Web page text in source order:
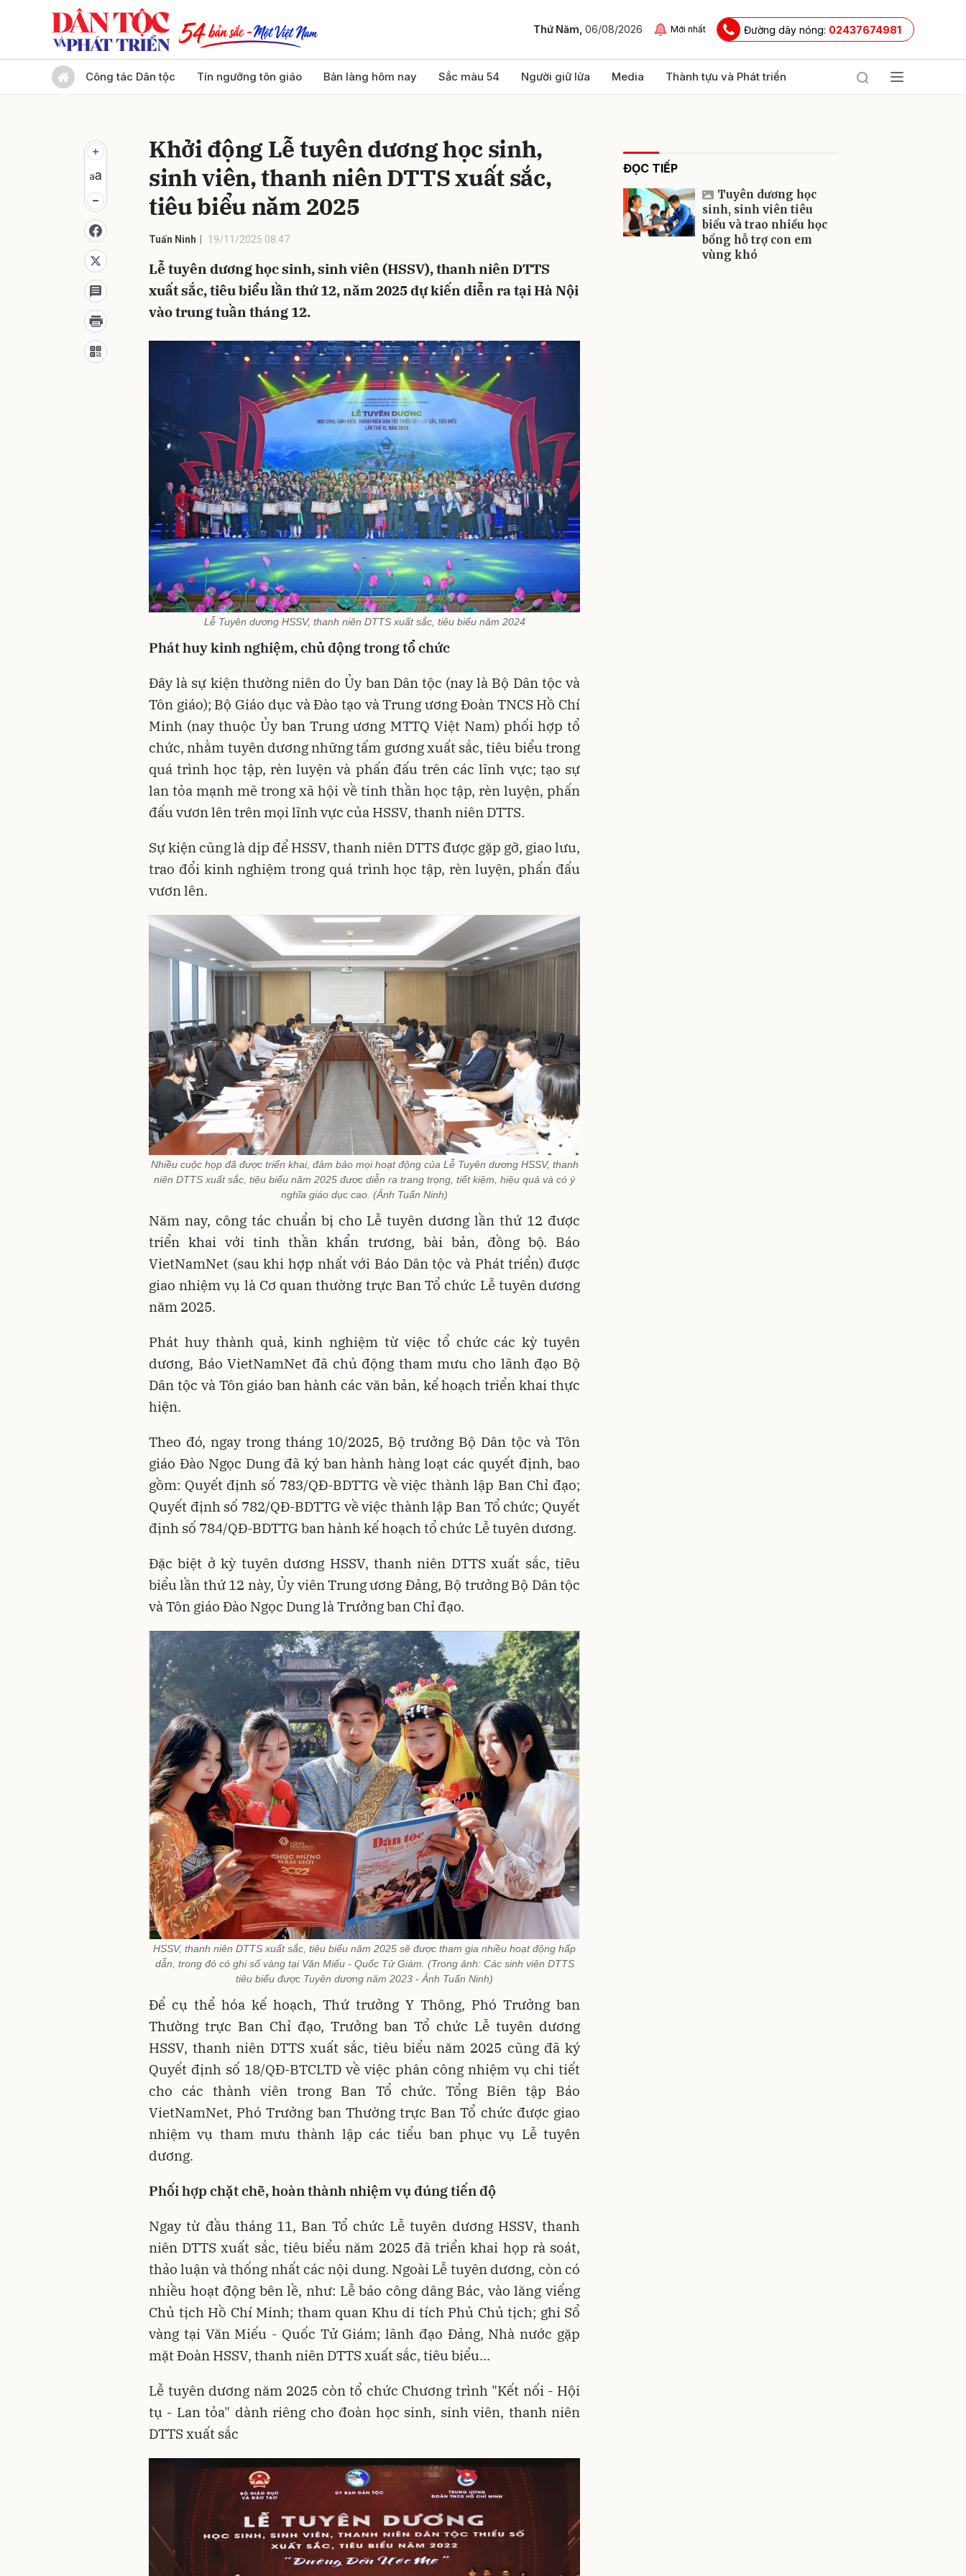
Thứ Năm, 06/08/2026 Mới nhất Đường dây nóng: 02437674981
Công tác Dân tộc Tín ngưỡng tôn giáo Bản làng hôm nay Sắc màu 54 Người giữ lửa Media Thành tựu và Phát triển
Khởi động Lễ tuyên dương học sinh,
sinh viên, thanh niên DTTS xuất sắc,
tiêu biểu năm 2025
Tuấn Ninh 19/11/2025 08:47
Lễ tuyên dương học sinh, sinh viên (HSSV), thanh niên DTTS
xuất sắc, tiêu biểu lần thứ 12, năm 2025 dự kiến diễn ra tại Hà Nội
vào trung tuần tháng 12.
Lễ Tuyên dương HSSV, thanh niên DTTS xuất sắc, tiêu biểu năm 2024
Phát huy kinh nghiệm, chủ động trong tổ chức
Đây là sự kiện thường niên do Ủy ban Dân tộc (nay là Bộ Dân tộc và
Tôn giáo); Bộ Giáo dục và Đào tạo và Trung ương Đoàn TNCS Hồ Chí
Minh (nay thuộc Ủy ban Trung ương MTTQ Việt Nam) phối hợp tổ
chức, nhằm tuyên dương những tấm gương xuất sắc, tiêu biểu trong
quá trình học tập, rèn luyện và phấn đấu trên các lĩnh vực; tạo sự
lan tỏa mạnh mẽ trong xã hội về tinh thần học tập, rèn luyện, phấn
đấu vươn lên trên mọi lĩnh vực của HSSV, thanh niên DTTS.
Sự kiện cũng là dịp để HSSV, thanh niên DTTS được gặp gỡ, giao lưu,
trao đổi kinh nghiệm trong quá trình học tập, rèn luyện, phấn đấu
vươn lên.
Nhiều cuộc họp đã được triển khai, đảm bảo mọi hoạt động của Lễ Tuyên dương HSSV, thanh
niên DTTS xuất sắc, tiêu biểu năm 2025 được diễn ra trang trọng, tiết kiệm, hiệu quả và có ý
nghĩa giáo dục cao. (Ảnh Tuấn Ninh)
Năm nay, công tác chuẩn bị cho Lễ tuyên dương lần thứ 12 được
triển khai với tinh thần khẩn trương, bài bản, đồng bộ. Báo
VietNamNet (sau khi hợp nhất với Báo Dân tộc và Phát triển) được
giao nhiệm vụ là Cơ quan thường trực Ban Tổ chức Lễ tuyên dương
năm 2025.
Phát huy thành quả, kinh nghiệm từ việc tổ chức các kỳ tuyên
dương, Báo VietNamNet đã chủ động tham mưu cho lãnh đạo Bộ
Dân tộc và Tôn giáo ban hành các văn bản, kế hoạch triển khai thực
hiện.
Theo đó, ngay trong tháng 10/2025, Bộ trưởng Bộ Dân tộc và Tôn
giáo Đào Ngọc Dung đã ký ban hành hàng loạt các quyết định, bao
gồm: Quyết định số 783/QĐ-BDTTG về việc thành lập Ban Chỉ đạo;
Quyết định số 782/QĐ-BDTTG về việc thành lập Ban Tổ chức; Quyết
định số 784/QĐ-BDTTG ban hành kế hoạch tổ chức Lễ tuyên dương.
Đặc biệt ở kỳ tuyên dương HSSV, thanh niên DTTS xuất sắc, tiêu
biểu lần thứ 12 này, Ủy viên Trung ương Đảng, Bộ trưởng Bộ Dân tộc
và Tôn giáo Đào Ngọc Dung là Trưởng ban Chỉ đạo.
HSSV, thanh niên DTTS xuất sắc, tiêu biểu năm 2025 sẽ được tham gia nhiều hoạt động hấp
dẫn, trong đó có ghi sổ vàng tại Văn Miếu - Quốc Tử Giám. (Trong ảnh: Các sinh viên DTTS
tiêu biểu được Tuyên dương năm 2023 - Ảnh Tuấn Ninh)
Để cụ thể hóa kế hoạch, Thứ trưởng Y Thông, Phó Trưởng ban
Thường trực Ban Chỉ đạo, Trưởng ban Tổ chức Lễ tuyên dương
HSSV, thanh niên DTTS xuất sắc, tiêu biểu năm 2025 cũng đã ký
Quyết định số 18/QĐ-BTCLTD về việc phân công nhiệm vụ chi tiết
cho các thành viên trong Ban Tổ chức. Tổng Biên tập Báo
VietNamNet, Phó Trưởng ban Thường trực Ban Tổ chức được giao
nhiệm vụ tham mưu thành lập các tiểu ban phục vụ Lễ tuyên
dương.
Phối hợp chặt chẽ, hoàn thành nhiệm vụ đúng tiến độ
Ngay từ đầu tháng 11, Ban Tổ chức Lễ tuyên dương HSSV, thanh
niên DTTS xuất sắc, tiêu biểu năm 2025 đã triển khai họp rà soát,
thảo luận và thống nhất các nội dung. Ngoài Lễ tuyên dương, còn có
nhiều hoạt động bên lề, như: Lễ báo công dâng Bác, vào lăng viếng
Chủ tịch Hồ Chí Minh; tham quan Khu di tích Phủ Chủ tịch; ghi Sổ
vàng tại Văn Miếu - Quốc Tử Giám; lãnh đạo Đảng, Nhà nước gặp
mặt Đoàn HSSV, thanh niên DTTS xuất sắc, tiêu biểu...
Lễ tuyên dương năm 2025 còn tổ chức Chương trình "Kết nối - Hội
tụ - Lan tỏa" dành riêng cho đoàn học sinh, sinh viên, thanh niên
DTTS xuất sắc
ĐỌC TIẾP
Tuyên dương học
sinh, sinh viên tiêu
biểu và trao nhiều học
bổng hỗ trợ con em
vùng khó
Gửi bình luận
Gửi